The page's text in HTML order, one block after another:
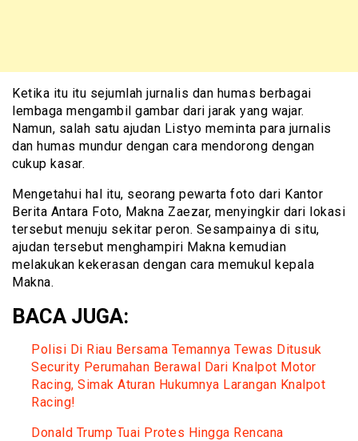
Ketika itu itu sejumlah jurnalis dan humas berbagai
lembaga mengambil gambar dari jarak yang wajar.
Namun, salah satu ajudan Listyo meminta para jurnalis
dan humas mundur dengan cara mendorong dengan
cukup kasar.
Mengetahui hal itu, seorang pewarta foto dari Kantor
Berita Antara Foto, Makna Zaezar, menyingkir dari lokasi
tersebut menuju sekitar peron. Sesampainya di situ,
ajudan tersebut menghampiri Makna kemudian
melakukan kekerasan dengan cara memukul kepala
Makna.
BACA JUGA:
Polisi Di Riau Bersama Temannya Tewas Ditusuk
Security Perumahan Berawal Dari Knalpot Motor
Racing, Simak Aturan Hukumnya Larangan Knalpot
Racing!
Donald Trump Tuai Protes Hingga Rencana